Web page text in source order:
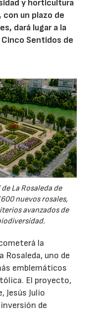
y horticultura
con un plazo de
dará lugar a la
Cinco Sentidos de
La Rosaleda de
nuevos rosales,
avanzados de
la
Rosaleda, uno de
emblemáticos
El proyecto,
Jesús Julio
de